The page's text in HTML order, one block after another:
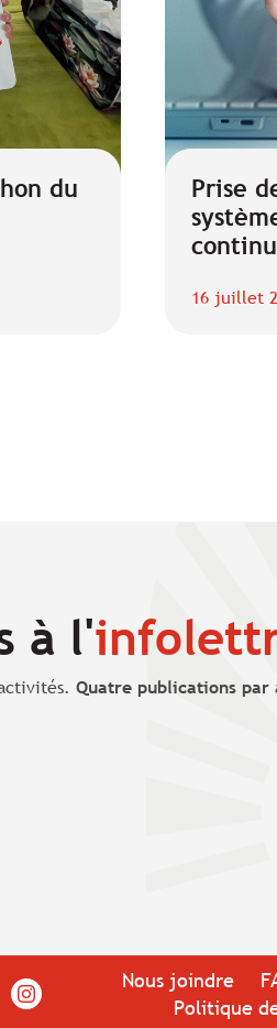
du
Prise
16 juillet
à l'
Quatre publications par
Instagram Nous joindre
Politique